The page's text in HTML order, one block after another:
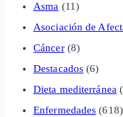
Asma (11)
Asociación de
Cáncer(8)
Destacados (6)
Dieta mediterránea
Enfermedades (618)